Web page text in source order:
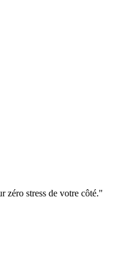
zéro stress de votre côté."